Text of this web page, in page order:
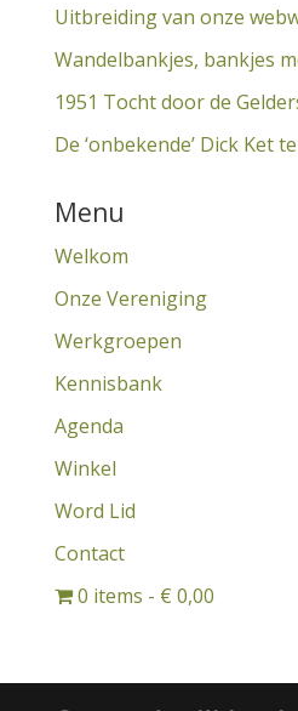
Uitbreiding van onze
Wandelbankjes, bankjes
1951 Tocht door de
De ‘onbekende’ Dick Ket
Menu
Welkom
Onze Vereniging
Werkgroepen
Kennisbank
Agenda
Winkel
Word Lid
Contact
0 items
€ 0,00